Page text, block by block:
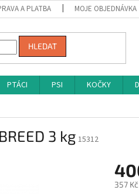
A PLATBA MOJE OBJEDNÁVKA
HLEDAT
PTÁCI PSI KOČKY
3 kg 15312
357